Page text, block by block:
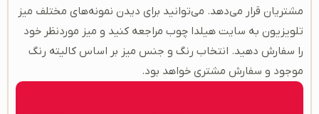
مشتریان قرار می‌دهد. می‌توانید برای دیدن نمونه‌های مختلف میز
تلویزیون به سایت هیلدا چوب مراجعه کنید و میز موردنظر خود
را سفارش دهید. انتخاب رنگ و جنس میز بر اساس کالیته رنگ
موجود و سفارش مشتری خواهد بود.